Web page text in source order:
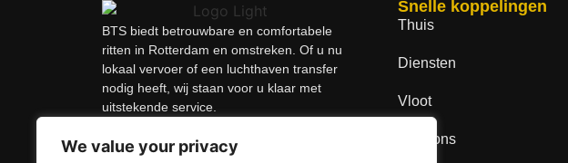
We value your privacy
BTS biedt betrouwbare en comfortabele
ritten in Rotterdam en omstreken. Of u nu
lokaal vervoer of een luchthaven transfer
nodig heeft, wij staan voor u klaar met
uitstekende service.
Snelle koppelingen
Thuis
Diensten
Vloot
Over ons